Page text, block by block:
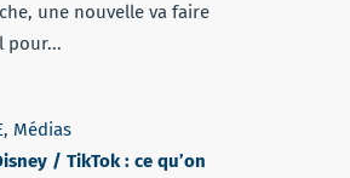
une nouvelle va faire
pour...
, Médias
/ TikTok : ce qu’on